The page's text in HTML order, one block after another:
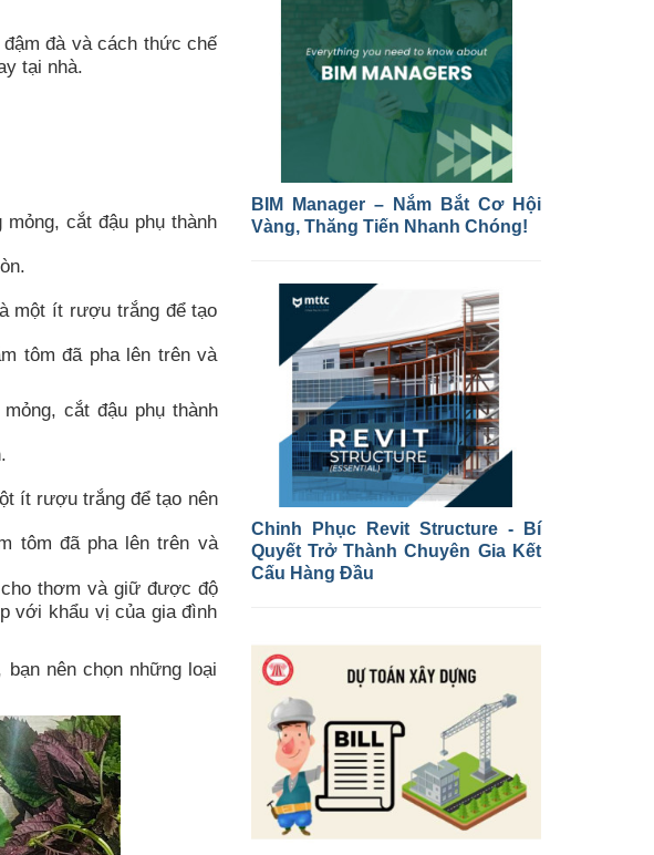
đà và cách thức chế
tại nhà.
cắt đậu phụ thành
một ít rượu trắng để tạo
tôm đã pha lên trên và
cắt đậu phụ thành
ít rượu trắng để tạo nên
tôm đã pha lên trên và
thơm và giữ được độ
với khẩu vị của gia đình
nên chọn những loại
BIM Manager – Nắm Bắt Cơ Hội
Vàng, Thăng Tiến Nhanh Chóng!
Chinh Phục Revit Structure - Bí
Quyết Trở Thành Chuyên Gia Kết
Cấu Hàng Đầu